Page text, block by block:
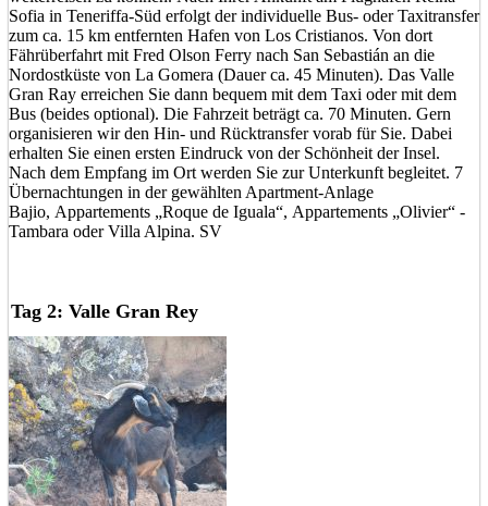
Sofia in Teneriffa-Süd erfolgt der individuelle Bus- oder Taxitransfer
zum ca. 15 km entfernten Hafen von Los Cristianos. Von dort
Fährüberfahrt mit Fred Olson Ferry nach San Sebastián an die
Nordostküste von La Gomera (Dauer ca. 45 Minuten). Das Valle
Gran Ray erreichen Sie dann bequem mit dem Taxi oder mit dem
Bus (beides optional). Die Fahrzeit beträgt ca. 70 Minuten. Gern
organisieren wir den Hin- und Rücktransfer vorab für Sie. Dabei
erhalten Sie einen ersten Eindruck von der Schönheit der Insel.
Nach dem Empfang im Ort werden Sie zur Unterkunft begleitet. 7
Übernachtungen in der gewählten Apartment-Anlage
Bajio, Appartements „Roque de Iguala“, Appartements „Olivier“ -
Tambara oder Villa Alpina. SV
Tag 2: Valle Gran Rey